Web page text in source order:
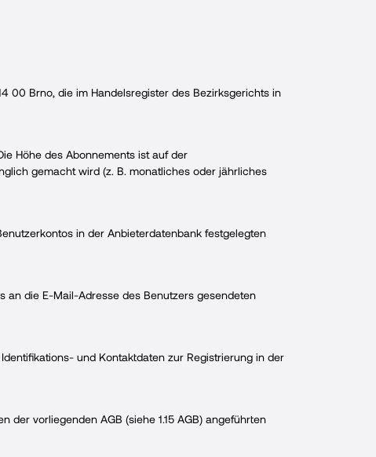
00 Brno, die im Handelsregister des Bezirksgerichts in
Höhe des Abonnements ist auf der
gemacht wird (z. B. monatliches oder jährliches
in der Anbieterdatenbank festgelegten
an die E-Mail-Adresse des Benutzers gesendeten
und Kontaktdaten zur Registrierung in der
der vorliegenden AGB (siehe 1.15 AGB) angeführten